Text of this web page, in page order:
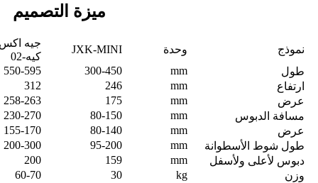
ميزة التصميم
نموذج وحدة JXK-MINI
جيه
كيه-02
طول
mm
300-450
550-595
ارتفاع
mm
246
312
عرض
mm
175
258-263
مسافة الدبوس
mm
80-150
230-270
عرض
mm
80-140
155-170
طول شوط الأسطوانة
mm
95-200
200-300
دبوس لأعلى ولأسفل
mm
159
200
وزن
kg
30
60-70